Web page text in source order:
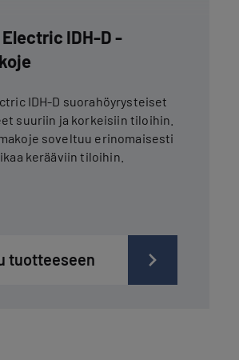
IDH-D -
IDH-D suorahöyrysteiset
suuriin ja korkeisiin tiloihin.
soveltuu erinomaisesti
kerääviin tiloihin.
tuotteeseen